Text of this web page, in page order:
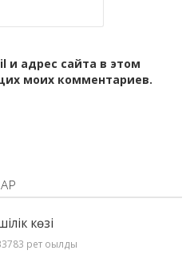
и адрес сайта в этом
моих комментариев.
көзі
рет оқылды